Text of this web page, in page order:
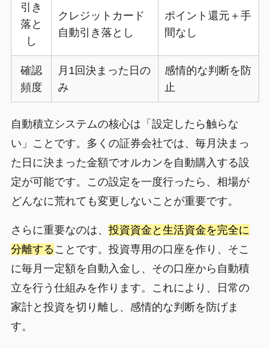
引き
落と
し
クレジットカード
自動引き落とし
ポイント還元＋手
間なし
確認
頻度
月1回決まった日の
み
感情的な判断を防
止
自動積立システムの核心は「設定したら触らな
い」ことです。多くの証券会社では、毎月決まっ
た日に決まった金額でオルカンを自動購入する設
定が可能です。この設定を一度行ったら、相場が
どんなに荒れても変更しないことが重要です。
さらに重要なのは、 投資資金と生活資金を完全に
分離する ことです。投資専用の口座を作り、そこ
に毎月一定額を自動入金し、その口座から自動積
立を行う仕組みを作ります。これにより、日常の
家計と投資を切り離し、感情的な判断を防げま
す。